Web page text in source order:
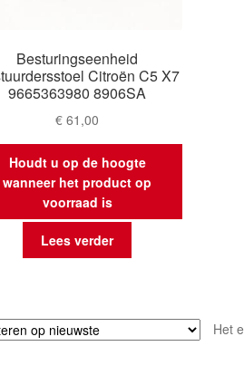
Besturingseenheid
Citroën C5 X7
9665363980 8906SA
€ 61,00
Houdt u op de hoogte
wanneer het product op
voorraad is
Lees verder
Het